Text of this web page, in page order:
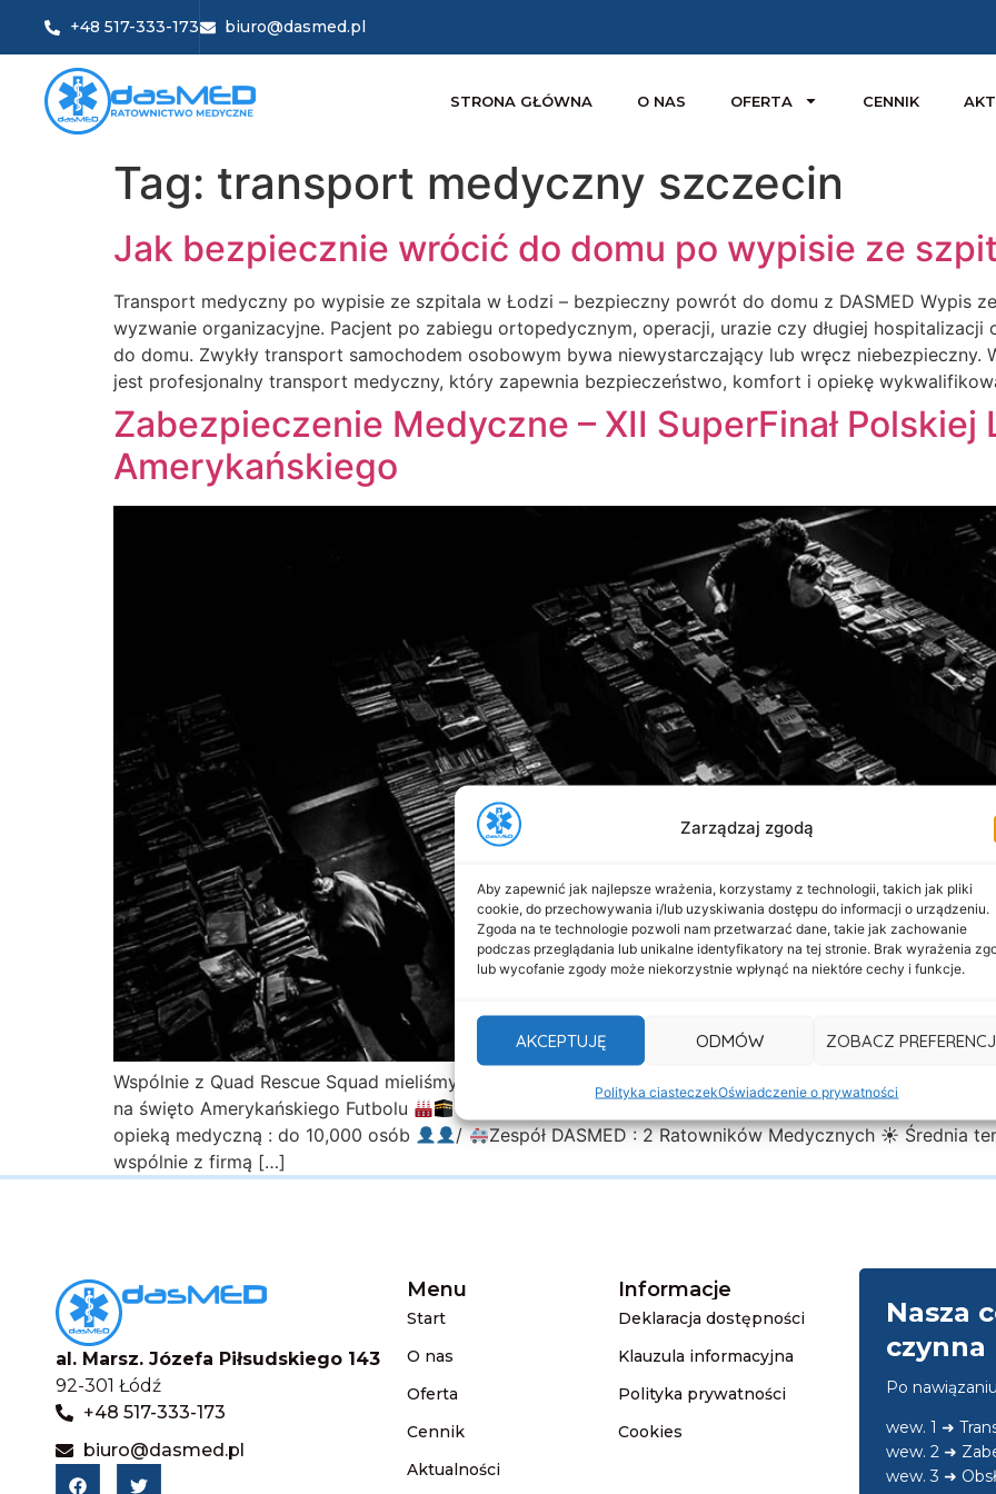
Zarządzaj zgodą
Aby zapewnić jak najlepsze wrażenia, korzystamy z technologii, takich jak pliki
cookie, do przechowywania i/lub uzyskiwania dostępu do informacji o urządzeniu.
Zgoda na te technologie pozwoli nam przetwarzać dane, takie jak zachowanie
podczas przeglądania lub unikalne identyfikatory na tej stronie. Brak wyrażenia
lub wycofanie zgody może niekorzystnie wpłynąć na niektóre cechy i funkcje.
AKCEPTUJĘ ODMÓW ZOBACZ
Polityka ciasteczekOświadczenie o prywatności
+48 517-333-173 biuro@dasmed.pl
STRONA GŁÓWNA O NAS OFERTA CENNIK
Tag: transport medyczny szczecin
Jak bezpiecznie wrócić do domu po wypisie ze
Transport medyczny po wypisie ze szpitala w Łodzi – bezpieczny powrót do domu z DASMED Wypis
wyzwanie organizacyjne. Pacjent po zabiegu ortopedycznym, operacji, urazie czy długiej
do domu. Zwykły transport samochodem osobowym bywa niewystarczający lub wręcz niebezpieczny.
jest profesjonalny transport medyczny, który zapewnia bezpieczeństwo, komfort i opiekę
Zabezpieczenie Medyczne – XII SuperFinał Polskiej
Amerykańskiego
Wspólnie z Quad Rescue Squad mieliśmy przyjemność czuwać nad bezpieczeństwem zawodników
na święto Amerykańskiego Futbolu
XII SuperFinał Polskiej Ligi Futbolu Amerykańskiego
opieką medyczną : do 10,000 osób
/
Zespół DASMED : 2 Ratowników Medycznych ☀ Średnia
wspólnie z firmą […]
al. Marsz. Józefa Piłsudskiego 143
92-301 Łódź
+48 517-333-173
biuro@dasmed.pl
Menu
Start
O nas
Oferta
Cennik
Aktualności
Informacje
Deklaracja dostępności
Klauzula informacyjna
Polityka prywatności
Cookies
Nasza
czynna
Po
wew. 1 ➜
wew. 2 ➜
wew. 3 ➜